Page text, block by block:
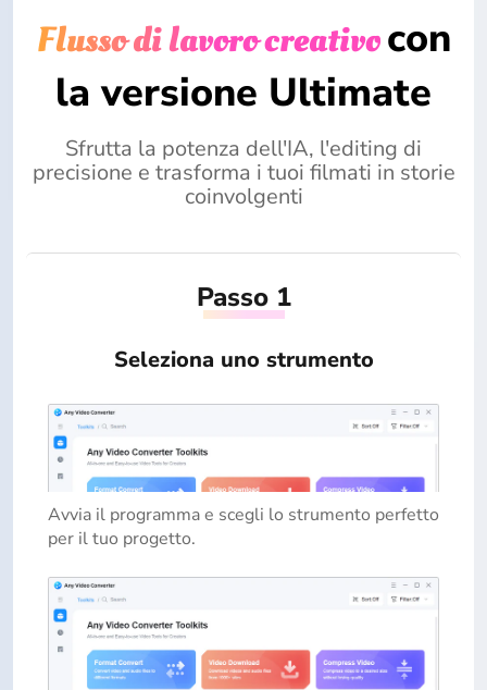
Flusso di lavoro creativocon
la versione Ultimate
Sfrutta la potenza dell'IA, l'editing di
precisione e trasforma i tuoi filmati in storie
coinvolgenti
Passo 1
Seleziona uno strumento
Avvia il programma e scegli lo strumento perfetto
per il tuo progetto.